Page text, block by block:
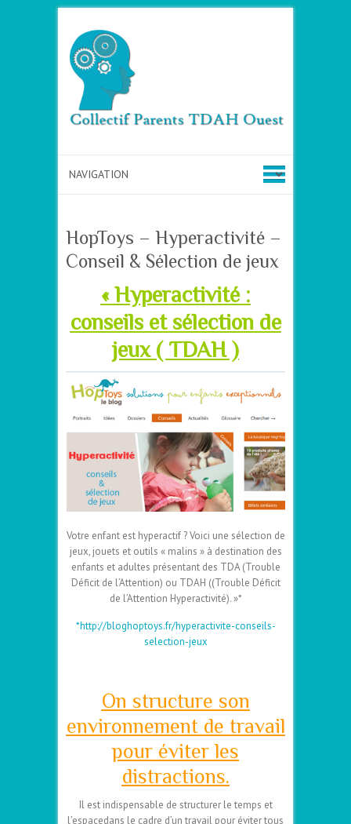
HopToys – Hyperactivité –
Conseil & Sélection de jeux
« Hyperactivité :
conseils et sélection de
jeux ( TDAH )
Votre enfant est hyperactif ? Voici une sélection de
jeux, jouets et outils « malins » à destination des
enfants et adultes présentant des TDA (Trouble
Déficit de l’Attention) ou TDAH ((Trouble Déficit
de l’Attention Hyperactivité). »*
*http://bloghoptoys.fr/hyperactivite-conseils-
selection-jeux
On structure son
environnement de travail
pour éviter les
distractions.
Il est indispensable de structurer le temps et
l’espacedans le cadre d’un travail pour éviter tous